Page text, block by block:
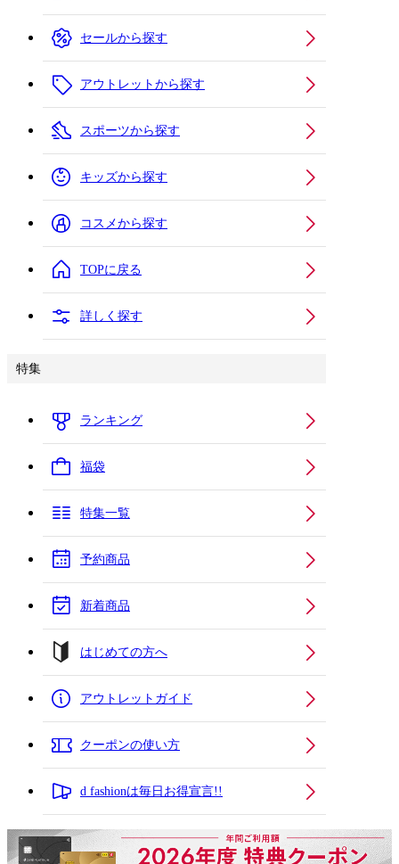
セールから探す
アウトレットから探す
スポーツから探す
キッズから探す
コスメから探す
TOPに戻る
詳しく探す
特集
ランキング
福袋
特集一覧
予約商品
新着商品
はじめての方へ
アウトレットガイド
クーポンの使い方
d fashionは毎日お得宣言!!